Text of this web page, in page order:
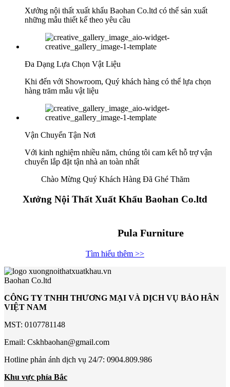
Xưởng nội thất xuất khẩu Baohan Co.ltd có thể sản xuất
những mẫu thiết kế theo yêu cầu
Đa Dạng Lựa Chọn Vật Liệu
Khi đến với Showroom, Quý khách hàng có thể lựa chọn
hàng trăm mẫu vật liệu
Vận Chuyển Tận Nơi
Với kinh nghiệm nhiều năm, chúng tôi cam kết hỗ trợ vận
chuyển lắp đặt tận nhà an toàn nhất
Chào Mừng Quý Khách Hàng Đã Ghé Thăm
Xưởng Nội Thất Xuất Khẩu Baohan Co.ltd
Pula Furniture
Tìm hiểu thêm >>
Baohan Co.ltd
CÔNG TY TNHH THƯƠNG MẠI VÀ DỊCH VỤ BẢO HÂN
VIỆT NAM
MST: 0107781148
Email: Cskhbaohan@gmail.com
Hotline phản ánh dịch vụ 24/7: 0904.809.986
Khu vực phía Bắc